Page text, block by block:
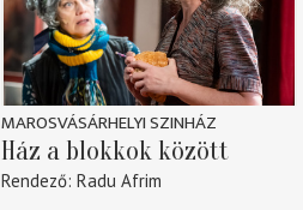
MAROSVÁSÁRHELYI SZINHÁZ
Ház a blokkok között
Rendező Radu Afrim